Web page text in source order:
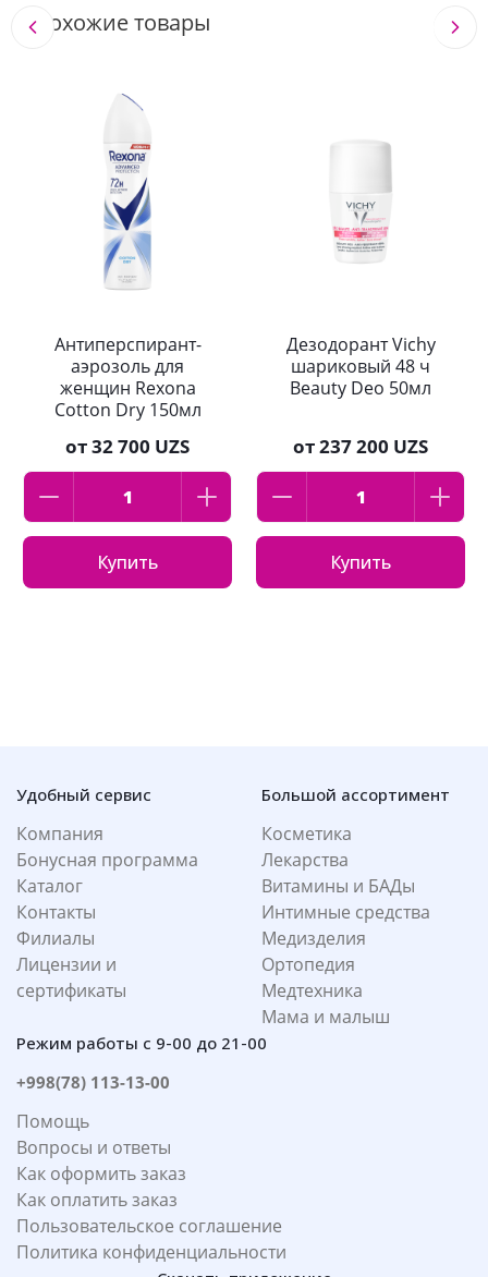
Похожие товары
Антиперспирант-
аэрозоль для
женщин Rexona
Cotton Dry 150мл
от32 700 UZS
Купить
Дезодорант Vichy
шариковый 48 ч
Beauty Deo 50мл
от237 200 UZS
Купить
Удобный сервис
Компания
Бонусная программа
Каталог
Контакты
Филиалы
Лицензии и
сертификаты
Большой ассортимент
Косметика
Лекарства
Витамины и БАДы
Интимные средства
Медизделия
Ортопедия
Медтехника
Мама и малыш
Режим работы с 9-00 до 21-00
+998(78) 113-13-00
Помощь
Вопросы и ответы
Как оформить заказ
Как оплатить заказ
Пользовательское соглашение
Политика конфиденциальности